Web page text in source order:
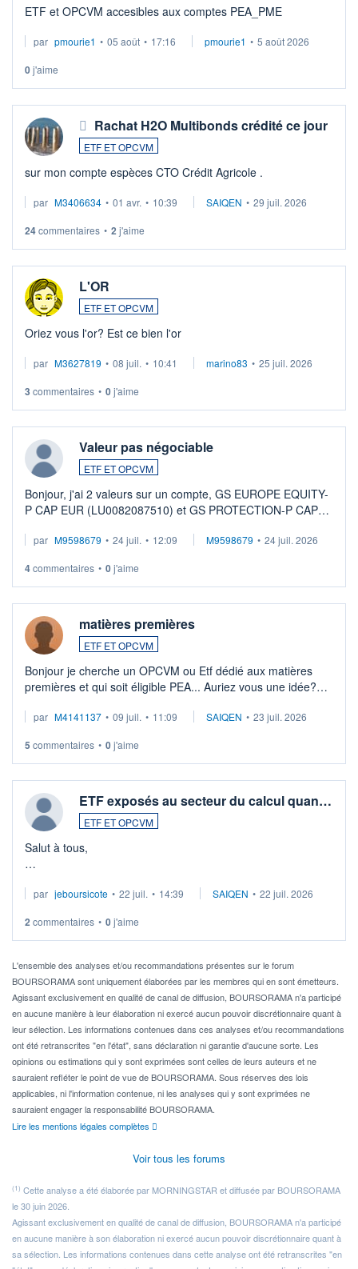
ETF et OPCVM accesibles aux comptes PEA_PME
par pmourie1 • 05 août • 17:16 pmourie1 • 5 août 2026
0j'aime
Rachat H2O Multibonds crédité ce jour
ETF ET OPCVM
sur mon compte espèces CTO Crédit Agricole .
par M3406634 • 01 avr. • 10:39 SAIQEN • 29 juil. 2026
24commentaires • 2 j'aime
L'OR
ETF ET OPCVM
Oriez vous l'or? Est ce bien l'or
par M3627819 • 08 juil. • 10:41 marino83 • 25 juil. 2026
3 commentaires • 0j'aime
Valeur pas négociable
ETF ET OPCVM
Bonjour, j'ai 2 valeurs sur un compte, GS EUROPE EQUITY-
P CAP EUR (LU0082087510) et GS PROTECTION-P CAP
veux procéder à la vente, on me signale ...
par M9598679 • 24 juil. • 12:09 M9598679 • 24 juil. 2026
4commentaires • 0j'aime
matières premières
ETF ET OPCVM
Bonjour je cherche un OPCVM ou Etf dédié aux matières
premières et qui soit éligible PEA... Auriez vous une idée?
par M4141137 • 09 juil. • 11:09 SAIQEN • 23 juil. 2026
5 commentaires • 0j'aime
ETF exposés au secteur du calcul quan…
ETF ET OPCVM
Salut à tous,
via un ETF plutôt que des actions individuelles.
Idéalement, je voudrais qu'il soit éligible au PEA.
Pour l' ...
par jeboursicote • 22 juil. • 14:39 SAIQEN • 22 juil. 2026
2 commentaires • 0j'aime
L'ensemble des analyses et/ou recommandations présentes sur le forum
BOURSORAMA sont uniquement élaborées par les membres qui en sont émetteurs.
Agissant exclusivement en qualité de canal de diffusion, BOURSORAMA n'a participé
en aucune manière à leur élaboration ni exercé aucun pouvoir discrétionnaire quant à
leur sélection. Les informations contenues dans ces analyses et/ou recommandations
ont été retranscrites "en l'état", sans déclaration ni garantie d'aucune sorte. Les
opinions ou estimations qui y sont exprimées sont celles de leurs auteurs et ne
sauraient refléter le point de vue de BOURSORAMA. Sous réserves des lois
applicables, ni l'information contenue, ni les analyses qui y sont exprimées ne
sauraient engager la responsabilité BOURSORAMA.
Lire les mentions légales complètes
Voir tous les forums
(1) Cette analyse a été élaborée par MORNINGSTAR et diffusée par BOURSORAMA
le 30 juin 2026.
Agissant exclusivement en qualité de canal de diffusion, BOURSORAMA n'a participé
en aucune manière à son élaboration ni exercé aucun pouvoir discrétionnaire quant à
sa sélection. Les informations contenues dans cette analyse ont été retranscrites "en